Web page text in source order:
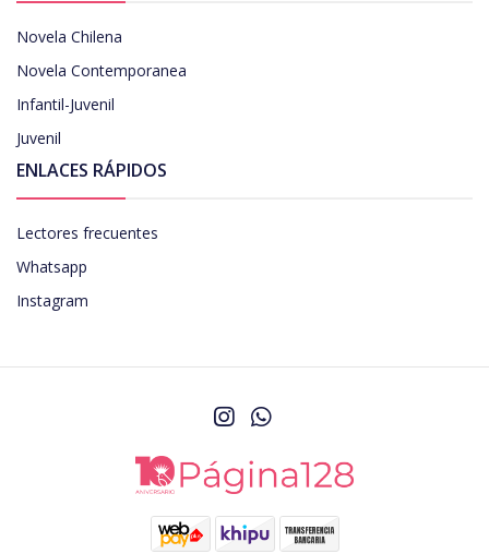
Novela Chilena
Novela Contemporanea
Infantil-Juvenil
Juvenil
ENLACES RÁPIDOS
Lectores frecuentes
Whatsapp
Instagram